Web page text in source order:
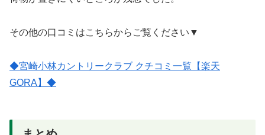
その他の口コミはこちらからご覧ください▼
◆宮崎小林カントリークラブ クチコミ一覧【楽天
GORA】◆